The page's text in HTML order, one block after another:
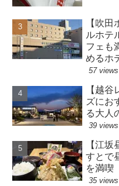
【吹
ルホテ
フェも
めるホ
57 views
【越
ズにお
る大人
39 views
【江
すとで
を満喫
35 views